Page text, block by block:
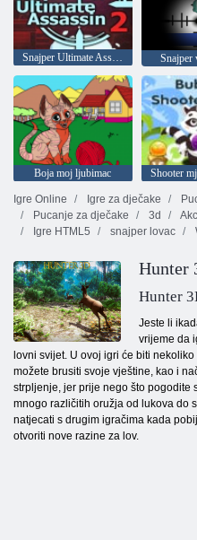
Snajper Ultimate Assassin 2 Snajper
Boja moj ljubimac
Igre Online
Igre za dječake
Pucanje za dječake
3d
Igre HTML5
snajper lovac
Hunter
Hunter
Jeste li
vrijeme da
lovni svijet. U ovoj igri će biti
možete brusiti svoje vještine, kao i
strpljenje, jer prije nego što pogodite
mnogo različitih oružja od lukova do
natjecati s drugim igračima kada
otvoriti nove razine za lov.